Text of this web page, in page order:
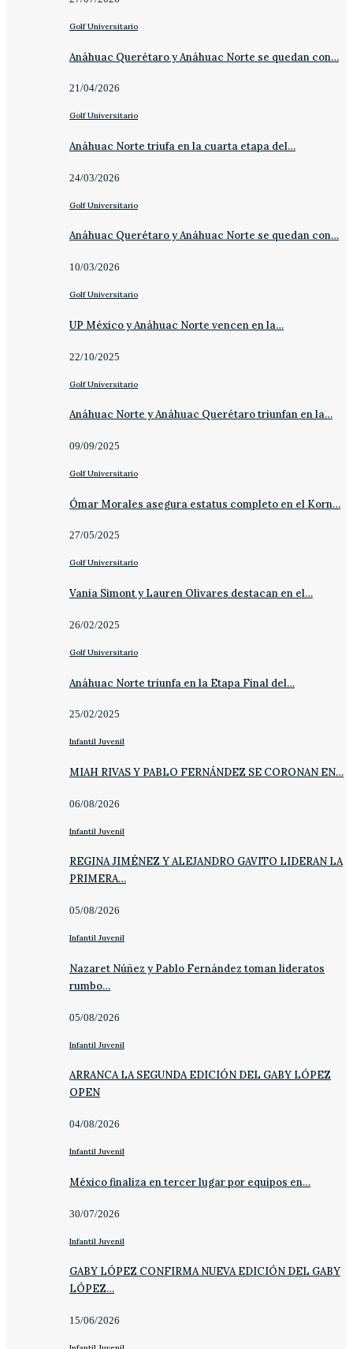
Golf Universitario
Anáhuac Querétaro y Anáhuac Norte se quedan con…
21/04/2026
Golf Universitario
Anáhuac Norte triufa en la cuarta etapa del…
24/03/2026
Golf Universitario
Anáhuac Querétaro y Anáhuac Norte se quedan con…
10/03/2026
Golf Universitario
UP México y Anáhuac Norte vencen en la…
22/10/2025
Golf Universitario
Anáhuac Norte y Anáhuac Querétaro triunfan en la…
09/09/2025
Golf Universitario
Ómar Morales asegura estatus completo en el Korn…
27/05/2025
Golf Universitario
Vania Simont y Lauren Olivares destacan en el…
26/02/2025
Golf Universitario
Anáhuac Norte triunfa en la Etapa Final del…
25/02/2025
Infantil Juvenil
MIAH RIVAS Y PABLO FERNÁNDEZ SE CORONAN EN…
06/08/2026
Infantil Juvenil
REGINA JIMÉNEZ Y ALEJANDRO GAVITO LIDERAN LA
PRIMERA…
05/08/2026
Infantil Juvenil
Nazaret Núñez y Pablo Fernández toman lideratos
rumbo…
05/08/2026
Infantil Juvenil
ARRANCA LA SEGUNDA EDICIÓN DEL GABY LÓPEZ
OPEN
04/08/2026
Infantil Juvenil
México finaliza en tercer lugar por equipos en…
30/07/2026
Infantil Juvenil
GABY LÓPEZ CONFIRMA NUEVA EDICIÓN DEL GABY
LÓPEZ…
15/06/2026